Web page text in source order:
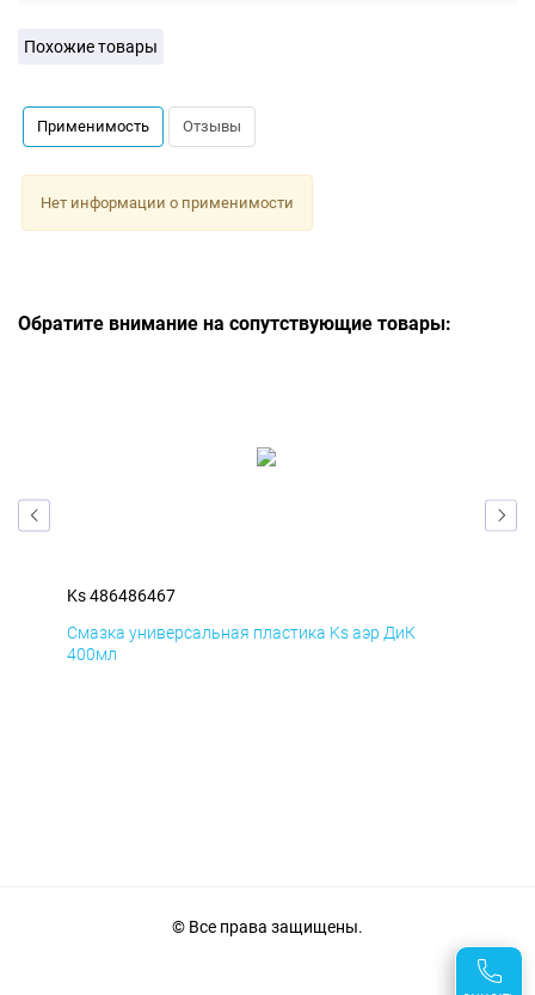
Похожие товары
Применимость Отзывы
Нет информации о применимости
Обратите внимание на сопутствующие товары:
Ks 486486467
Смазка универсальная пластика Ks аэр ДиК
400мл
© Все права защищены.